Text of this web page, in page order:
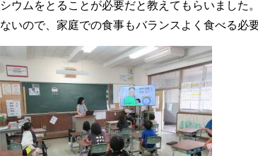
シウムをとることが必要だと教えてもらいました
ないので、家庭での食事もバランスよく食べる必